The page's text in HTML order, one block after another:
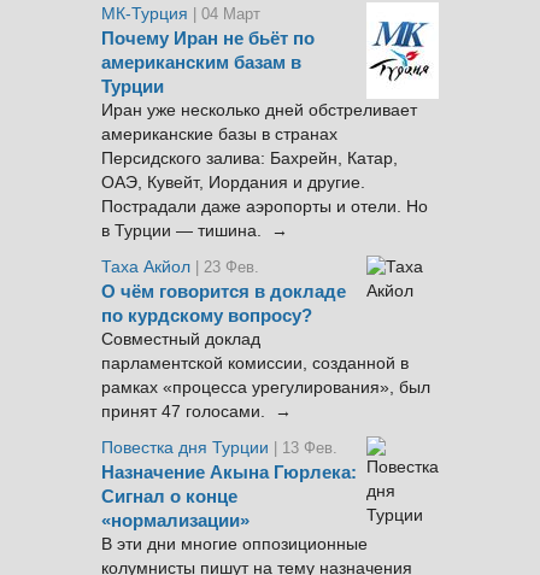
МК-Турция
| 04 Март
Почему Иран не бьёт по
американским базам в
Турции
Иран уже несколько дней обстреливает
американские базы в странах
Персидского залива: Бахрейн, Катар,
ОАЭ, Кувейт, Иордания и другие.
Пострадали даже аэропорты и отели. Но
в Турции — тишина. →
Таха Акйол | 23 Фев.
О чём говорится в докладе
по курдскому вопросу?
Совместный доклад
парламентской комиссии, созданной в
рамках «процесса урегулирования», был
принят 47 голосами. →
Повестка дня Турции
| 13 Фев.
Назначение Акына Гюрлека:
Сигнал о конце
«нормализации»
В эти дни многие оппозиционные
колумнисты пишут на тему назначения